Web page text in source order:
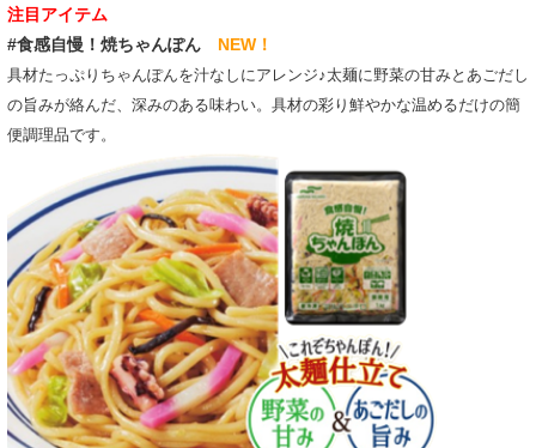
注目アイテム
#食感自慢！焼ちゃんぽん NEW！
具材たっぷりちゃんぽんを汁なしにアレンジ♪太麺に野菜の甘みとあごだし
の旨みが絡んだ、深みのある味わい。具材の彩り鮮やかな温めるだけの簡
便調理品です。